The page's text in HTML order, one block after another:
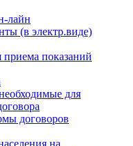
лайн
(в электр.виде)
показаний
для
договоров